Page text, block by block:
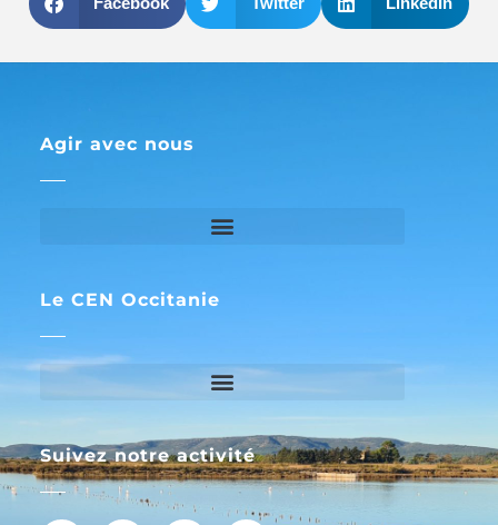
Agir avec nous
Le CEN Occitanie
Suivez notre activité